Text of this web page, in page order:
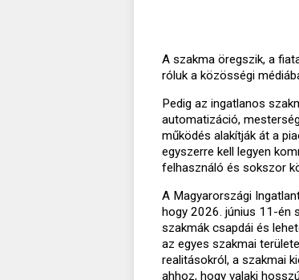
A szakma öregszik, a
róluk a közösségi
Pedig az ingatlanos
automatizáció,
működés alakítják át a
egyszerre kell legyen
felhasználó és sokszor
A Magyarországi
hogy 2026. június 11-én
szakmák csapdái és
az egyes szakmai
realitásokról, a szakmai
ahhoz, hogy valaki